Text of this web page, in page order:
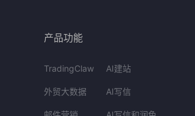
产品功能
TradingClaw
外贸大数据
AI建站
AI写信